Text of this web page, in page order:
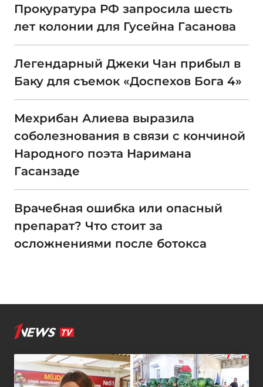
Прокуратура РФ запросила шесть
лет колонии для Гусейна Гасанова
Легендарный Джеки Чан прибыл в
Баку для съемок «Доспехов Бога 4»
Мехрибан Алиева выразила
соболезнования в связи с кончиной
Народного поэта Наримана
Гасанзаде
Врачебная ошибка или опасный
препарат? Что стоит за
осложнениями после ботокса